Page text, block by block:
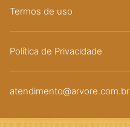
Termos de uso
Política de Privacidade
atendimento@arvore.com.br